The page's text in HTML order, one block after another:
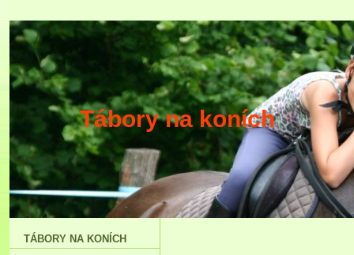
Tábory na
TÁBORY NA KONÍCH